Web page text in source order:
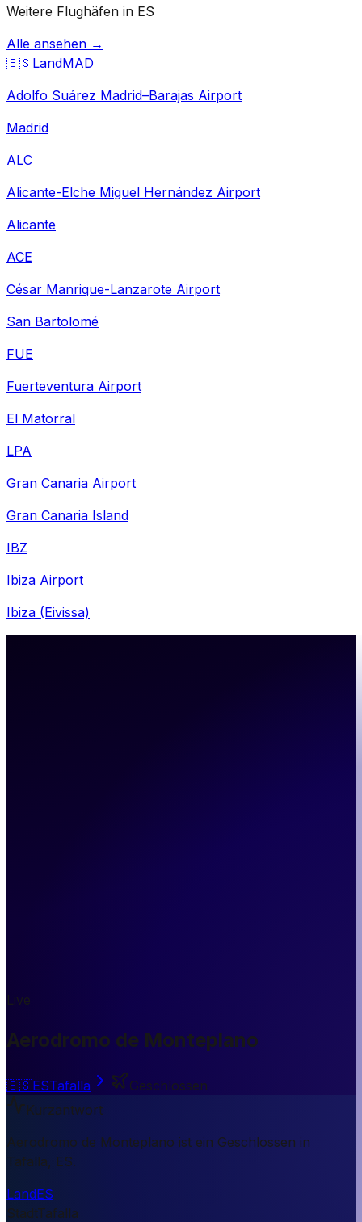
Weitere Flughäfen in ES
Alle ansehen →
🇪🇸LandMAD
Adolfo Suárez Madrid–Barajas Airport
Madrid
ALC
Alicante-Elche Miguel Hernández Airport
Alicante
ACE
César Manrique-Lanzarote Airport
San Bartolomé
FUE
Fuerteventura Airport
El Matorral
LPA
Gran Canaria Airport
Gran Canaria Island
IBZ
Ibiza Airport
Ibiza (Eivissa)
Live
Aerodromo de Monteplano
🇪🇸ESTafalla
Geschlossen
Kurzantwort
Aerodromo de Monteplano ist ein Geschlossen in
Tafalla, ES.
LandES
StadtTafalla